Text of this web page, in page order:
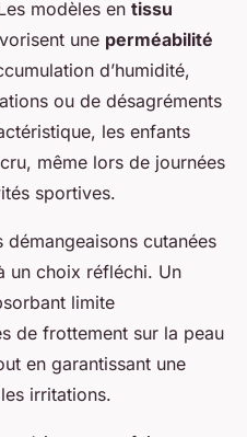
modèles en tissu
une perméabilité
d’humidité,
ou de désagréments
les enfants
même lors de journées
sportives.
cutanées
un choix réfléchi. Un
limite
de frottement sur la peau
en garantissant une
irritations.